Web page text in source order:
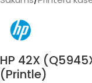
HP 42X
(Printle)